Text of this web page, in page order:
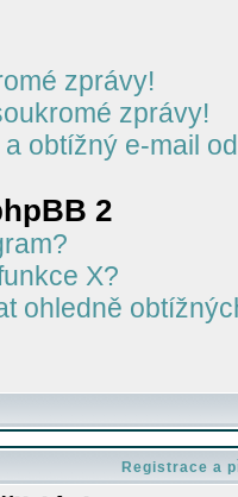
zprávy!
zprávy!
obtížný e-mail
2
X?
ohledně
Registrace a